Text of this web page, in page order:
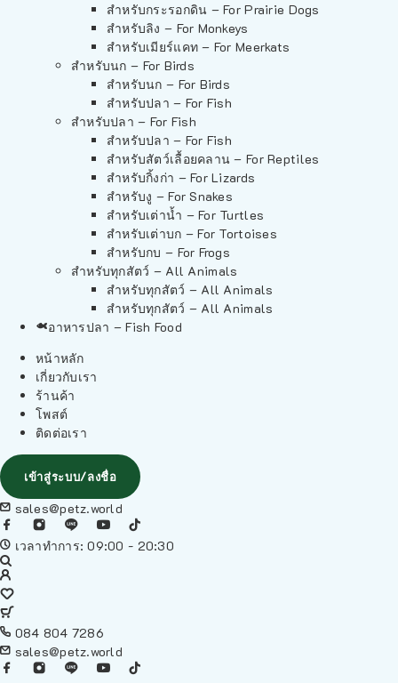
สำหรับกระรอกดิน – For Prairie Dogs
สำหรับลิง – For Monkeys
สำหรับเมียร์แคท – For Meerkats
สำหรับนก – For Birds
สำหรับนก – For Birds
สำหรับปลา – For Fish
สำหรับปลา – For Fish
สำหรับปลา – For Fish
สำหรับสัตว์เลื้อยคลาน – For Reptiles
สำหรับกิ้งก่า – For Lizards
สำหรับงู – For Snakes
สำหรับเต่าน้ำ – For Turtles
สำหรับเต่าบก – For Tortoises
สำหรับกบ – For Frogs
สำหรับทุกสัตว์ – All Animals
สำหรับทุกสัตว์ – All Animals
สำหรับทุกสัตว์ – All Animals
อาหารปลา – Fish Food
หน้าหลัก
เกี่ยวกับเรา
ร้านค้า
โพสต์
ติดต่อเรา
เข้าสู่ระบบ/ลงชื่อ
sales@petz.world
เวลาทำการ: 09:00 - 20:30
084 804 7286
sales@petz.world